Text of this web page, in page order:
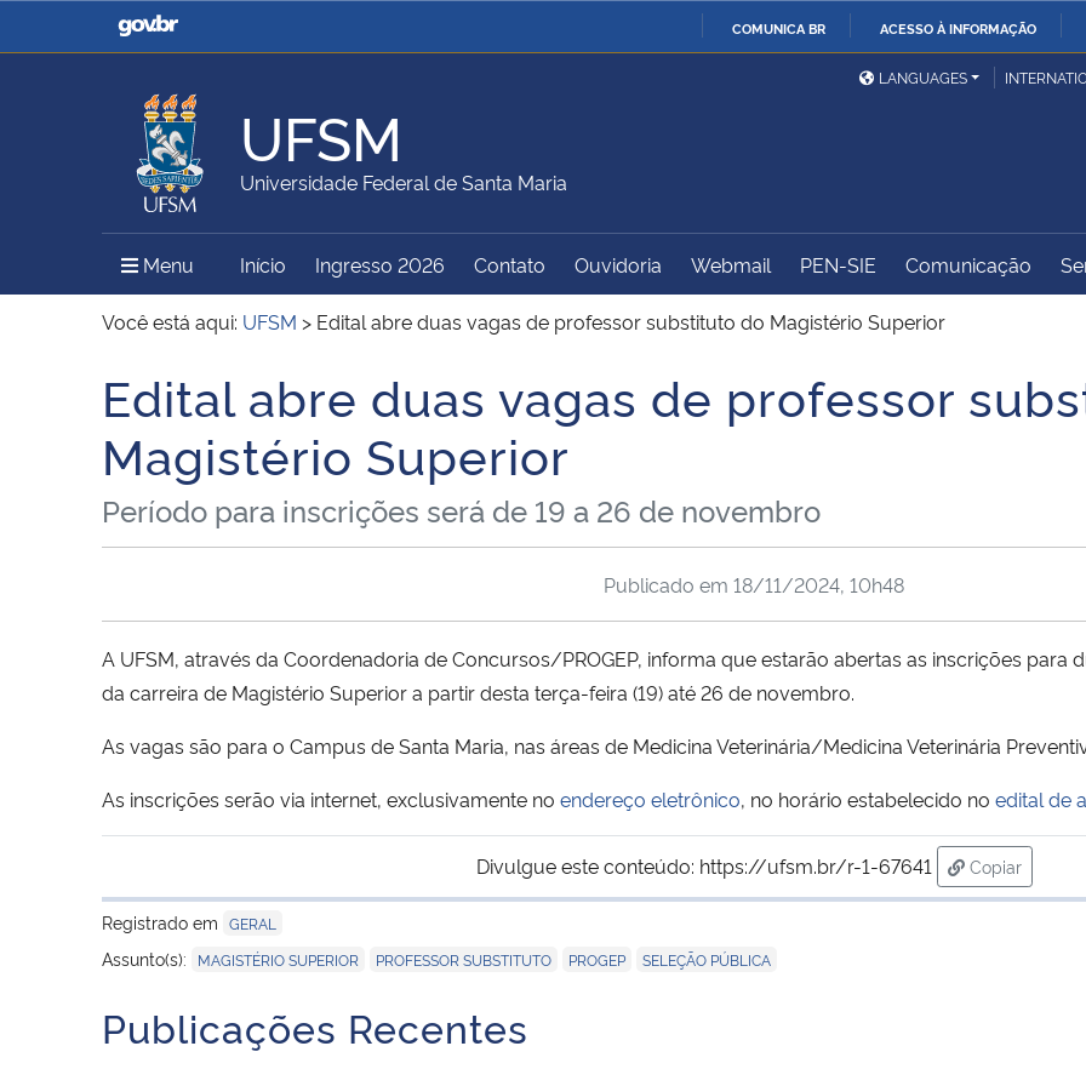
COMUNICA BR ACESSO À INFORMAÇÃO
Casa Civil
Ministério da Justiça e
Ministério da Defesa
Ministério das Relações
Exteriores
Ministério da Agricultura,
Pecuária e Abastecimento
Ministério da Educação
Ministério do Meio Ambiente Ministério do Turismo
Ministério do
Desenvolvimento Regional
Controladoria-Geral da
União
Secretaria de Governo
Gabinete de Segurança
Institucional
Advocacia-Geral da União Banco Central do Brasil
LANGUAGES
UFSM
Universidade Federal de Santa Maria
Menu Menu Principal do Sítio
Início Ingresso 2026 Contato Ouvidoria Webmail PEN-SIE Comunicação
Você está aqui: UFSM > Edital abre duas vagas de professor substituto do Magistério Superior
Início do conteúdo
Edital abre duas vagas de professor
Magistério Superior
Período para inscrições será de 19 a 26 de novembro
Publicado em 18/11/2024, 10h48
A UFSM, através da Coordenadoria de Concursos/PROGEP, informa que estarão abertas as inscrições para
da carreira de Magistério Superior a partir desta terça-feira (19) até 26 de novembro.
As vagas são para o Campus de Santa Maria, nas áreas de Medicina Veterinária/Medicina Veterinária
As inscrições serão via internet, exclusivamente no endereço eletrônico, no horário estabelecido no edital de
Divulgue este conteúdo: https://ufsm.br/r-1-67641
Copiar
para área
Registrado em GERAL
Assunto(s): MAGISTÉRIO SUPERIOR PROFESSOR SUBSTITUTO PROGEP SELEÇÃO PÚBLICA
Publicações Recentes